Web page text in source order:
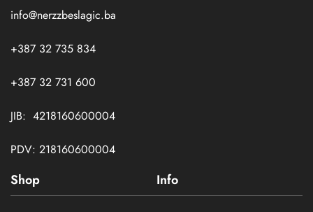
info@nerzzbeslagic.ba
+387 32 735 834
+387 32 731 600
JIB: 4218160600004
PDV: 218160600004
Shop Info